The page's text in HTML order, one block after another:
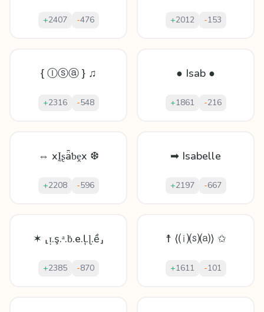
+2407 -476 +2012 -153
{ Ⓘⓢⓐ } ♫
+2316 -548
● Isab ●
+1861 -216
⇔ xḬʂǟƅḙx ❆
+2208 -596
➡ Isabelle
+2197 -667
✶ ⸤ᴉ.ş.ᵃ.ḃ.e.ļ.ɭ.ề⸥
+2385 -870
☨ ⟨⒤⒮⒜⟩ ✩
+1611 -101